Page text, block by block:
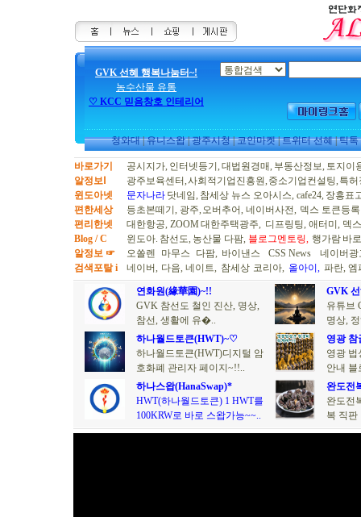
GVK 선혜 행복나눔터~!
농수산물 유통
♡ KCC 믿음창호 인테리어
청와대|유니스왑|광주시청|코인마켓|트위터 선혜|틱톡
바로가기 공시지가, 인터넷등기, 대법원경매, 부동산정보, 토지이
알정보Ⅰ
광주보육센터,사회적기업진흥원, 중소기업컨설팅, 특허
윈도아넷
문자나라 닷네임, 참세상 뉴스 오아시스, cafe24, 장흥표
편한세상
등초본떼기, 광주, 오버추어, 네이버사전, 덱스 토큰등록
편리한넷
대한항공, ZOOM 대한주택광주, 디프링팅, 애터미, 덱
Blog / C
윈도아. 참선도, 농산물 다팜, 블로그멘토링, 행가람 바
알정보 ☞
오쏠렌 마무스 다팜, 바이낸스 CSS News
네이버광
검색포탈 i
네이버, 다음, 네이트, 참세상 코리아, 올아이, 파란, 엠
연화원(緣華園)~!!
GVK 참선도 철인 진산, 명상,
참선, 생활에 유�..
GVK
유튜브
명상,
하나월드토큰(HWT)~♡
하나월드토큰(HWT)디지털 암
호화폐 관리자 페이지~!!..
영광 참
영광 법
안내 블
하나스왑(HanaSwap)*
HWT(하나월드토큰) 1 HWT를
100KRW로 바로 스왑가능~~..
완도전
완도전
복 직판